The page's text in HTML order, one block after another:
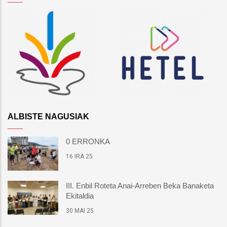
ALBISTE NAGUSIAK
0 ERRONKA
16 IRA 25
III. Enbil Roteta Anai-Arreben Beka Banaketa
Ekitaldia
30 MAI 25